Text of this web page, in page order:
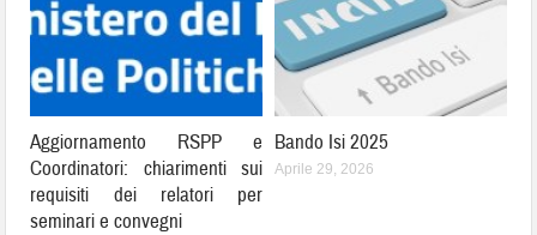
Aggiornamento RSPP e
Coordinatori: chiarimenti sui
requisiti dei relatori per
seminari e convegni
Bando Isi 2025
Aprile 29, 2026